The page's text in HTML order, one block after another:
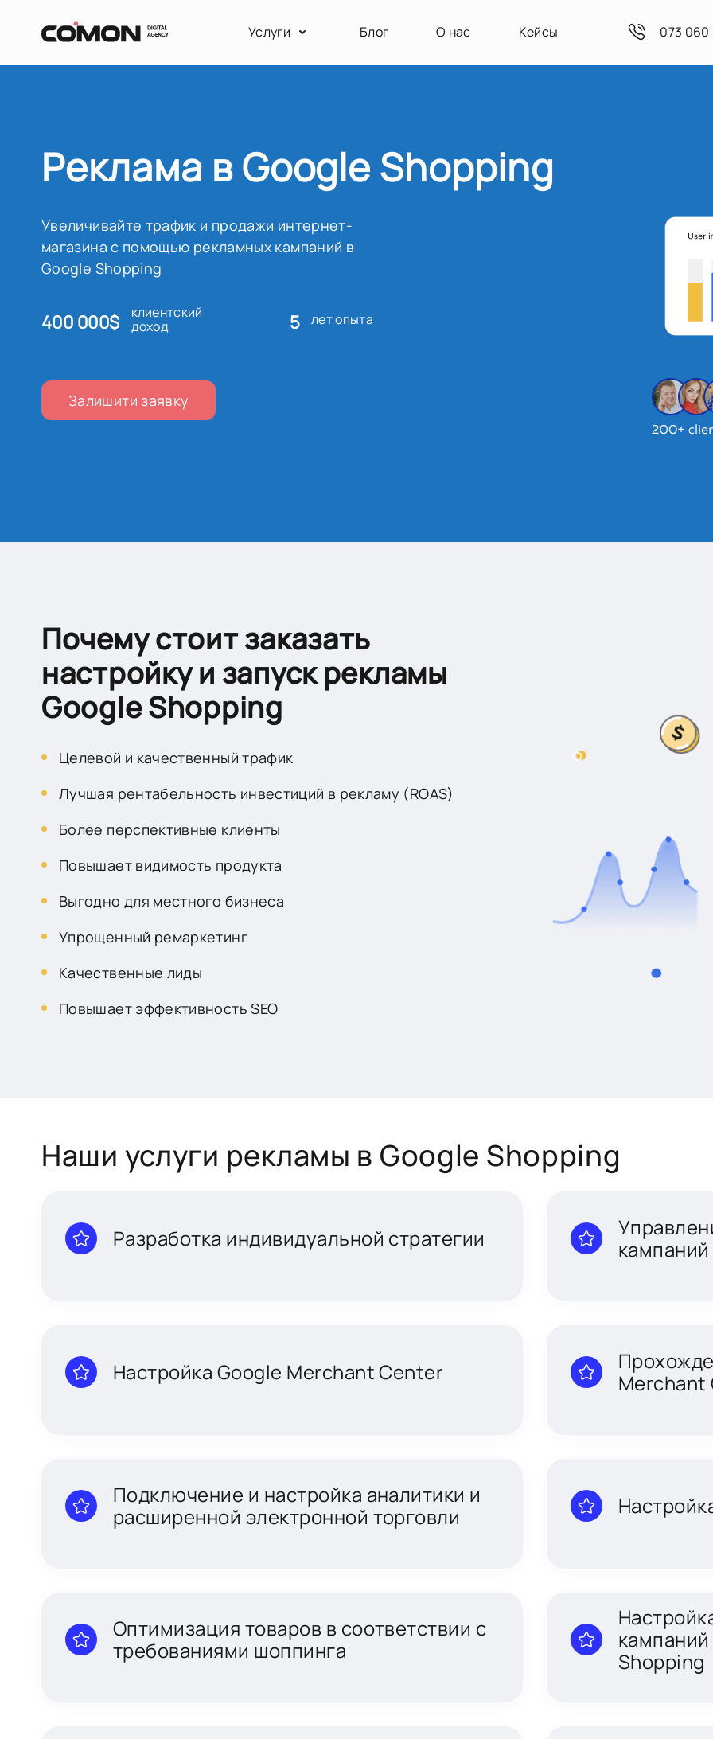
Услуги Блог О нас Кейсы 073 060
Реклама в Google Shopping
Увеличивайте трафик и продажи интернет-
магазина с помощью рекламных кампаний в
Google Shopping
400 000$
клиентский
доход
5 лет опыта
Залишити заявку
Почему стоит заказать
настройку и запуск рекламы
Google Shopping
Целевой и качественный трафик
Лучшая рентабельность инвестиций в рекламу (ROAS)
Более перспективные клиенты
Повышает видимость продукта
Выгодно для местного бизнеса
Упрощенный ремаркетинг
Качественные лиды
Повышает эффективность SEO
Наши услуги рекламы в Google Shopping
Разработка индивидуальной стратегии
Настройка Google Merchant Center
Merchant
Подключение и настройка аналитики и
расширенной электронной торговли
Оптимизация товаров в соответствии с
требованиями шоппинга
Shopping